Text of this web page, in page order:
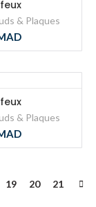
& Plaques
& Plaques
19 20 21